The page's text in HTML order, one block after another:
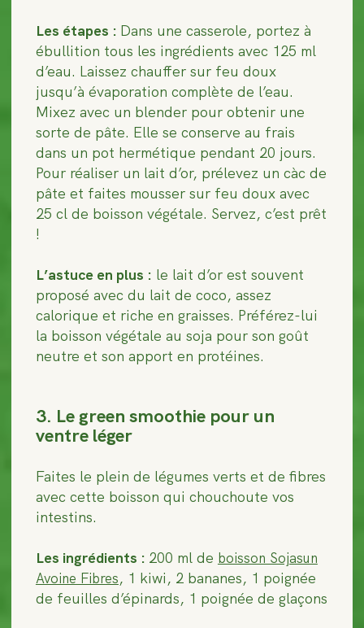
Les étapes : Dans une casserole, portez à
ébullition tous les ingrédients avec 125 ml
d’eau. Laissez chauffer sur feu doux
jusqu’à évaporation complète de l’eau.
Mixez avec un blender pour obtenir une
sorte de pâte. Elle se conserve au frais
dans un pot hermétique pendant 20 jours.
Pour réaliser un lait d’or, prélevez un càc de
pâte et faites mousser sur feu doux avec
25 cl de boisson végétale. Servez, c’est prêt
!
L’astuce en plus : le lait d’or est souvent
proposé avec du lait de coco, assez
calorique et riche en graisses. Préférez-lui
la boisson végétale au soja pour son goût
neutre et son apport en protéines.
3. Le green smoothie pour un
ventre léger
Faites le plein de légumes verts et de fibres
avec cette boisson qui chouchoute vos
intestins.
Les ingrédients : 200 ml de boisson Sojasun
Avoine Fibres, 1 kiwi, 2 bananes, 1 poignée
de feuilles d’épinards, 1 poignée de glaçons